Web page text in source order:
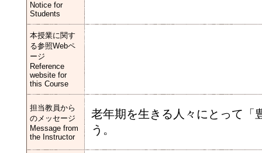
Notice for
Students
本授業に関す
る参照Webペ
ージ
Reference
website for
this Course
担当教員から
のメッセージ
Message from
the Instructor
老年期を生きる人々にとって「
う。